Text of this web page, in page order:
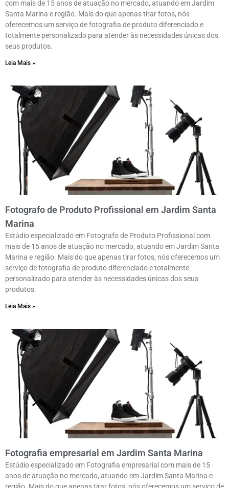
com mais de 15 anos de atuação no mercado, atuando em Jardim
Santa Marina e região. Mais do que apenas tirar fotos, nós
oferecemos um serviço de fotografia de produto diferenciado e
totalmente personalizado para atender às necessidades únicas dos
seus produtos.
Leia Mais »
Fotografo de Produto Profissional em Jardim Santa
Marina
Estúdio especializado em Fotografo de Produto Profissional com
mais de 15 anos de atuação no mercado, atuando em Jardim Santa
Marina e região. Mais do que apenas tirar fotos, nós oferecemos um
serviço de fotografia de produto diferenciado e totalmente
personalizado para atender às necessidades únicas dos seus
produtos.
Leia Mais »
Fotografia empresarial em Jardim Santa Marina
Estúdio especializado em Fotografia empresarial com mais de 15
anos de atuação no mercado, atuando em Jardim Santa Marina e